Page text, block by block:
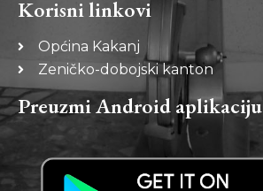
Korisni linkovi
Općina Kakanj
Zeničko-dobojski kanton
Preuzmi Android aplikaciju